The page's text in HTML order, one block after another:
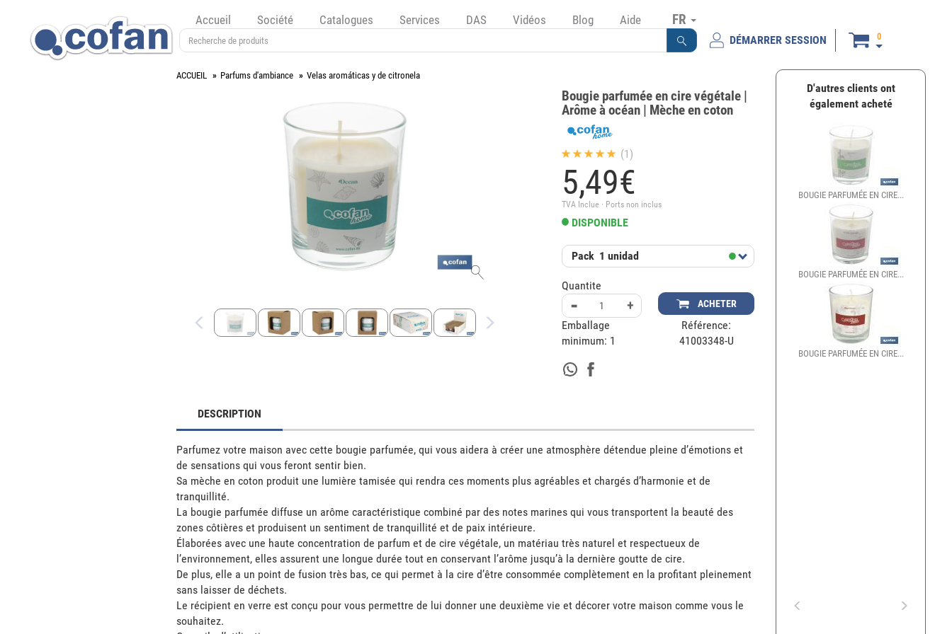
FR
Accueil Société Catalogues Services DAS Vidéos Blog Aide
DÉMARRER SESSION 0
ACCUEIL Parfums d'ambiance Velas aromáticas y de citronela
Bougie parfumée en cire végétale |
Arôme à océan | Mèche en coton
(1)
5,49€
TVA Inclue · Ports non inclus
DISPONIBLE
Pack 1 unidad
Quantite
- + ACHETER
Emballage
minimum: 1
Référence:
41003348-U
DESCRIPTION
Parfumez votre maison avec cette bougie parfumée, qui vous aidera à créer une atmosphère détendue pleine d’émotions et
de sensations qui vous feront sentir bien.
Sa mèche en coton produit une lumière tamisée qui rendra ces moments plus agréables et chargés d’harmonie et de
tranquillité.
La bougie parfumée diffuse un arôme caractéristique combiné par des notes marines qui vous transportent la beauté des
zones côtières et produisent un sentiment de tranquillité et de paix intérieure.
Élaborées avec une haute concentration de parfum et de cire végétale, un matériau très naturel et respectueux de
l’environnement, elles assurent une longue durée tout en conservant l’arôme jusqu’à la dernière goutte de cire.
De plus, elle a un point de fusion très bas, ce qui permet à la cire d’être consommée complètement en la profitant pleinement
sans laisser de déchets.
Le récipient en verre est conçu pour vous permettre de lui donner une deuxième vie et décorer votre maison comme vous le
souhaitez.
D'autres clients ont
également acheté
BOUGIE PARFUMÉE EN CIRE...
BOUGIE PARFUMÉE EN CIRE...
BOUGIE PARFUMÉE EN CIRE...